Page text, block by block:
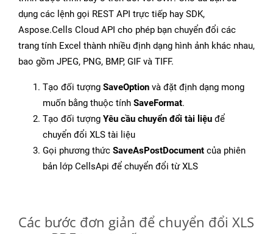
dụng các lệnh gọi REST API trực tiếp hay SDK,
Aspose.Cells Cloud API cho phép bạn chuyển đổi các
trang tính Excel thành nhiều định dạng hình ảnh khác nhau,
bao gồm JPEG, PNG, BMP, GIF và TIFF.
Tạo đối tượng SaveOption và đặt định dạng mong
muốn bằng thuộc tính SaveFormat.
Tạo đối tượng Yêu cầu chuyển đổi tài liệu để
chuyển đổi XLS tài liệu
Gọi phương thức SaveAsPostDocument của phiên
bản lớp CellsApi để chuyển đổi từ XLS
Các bước đơn giản để chuyển đổi XLS